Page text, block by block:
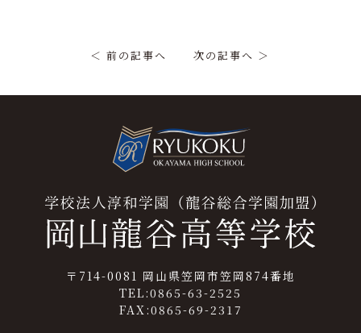
＜ 前の記事へ 次の記事へ ＞
〒714-0081 岡山県笠岡市笠岡874番地
TEL:0865-63-2525
FAX:0865-69-2317